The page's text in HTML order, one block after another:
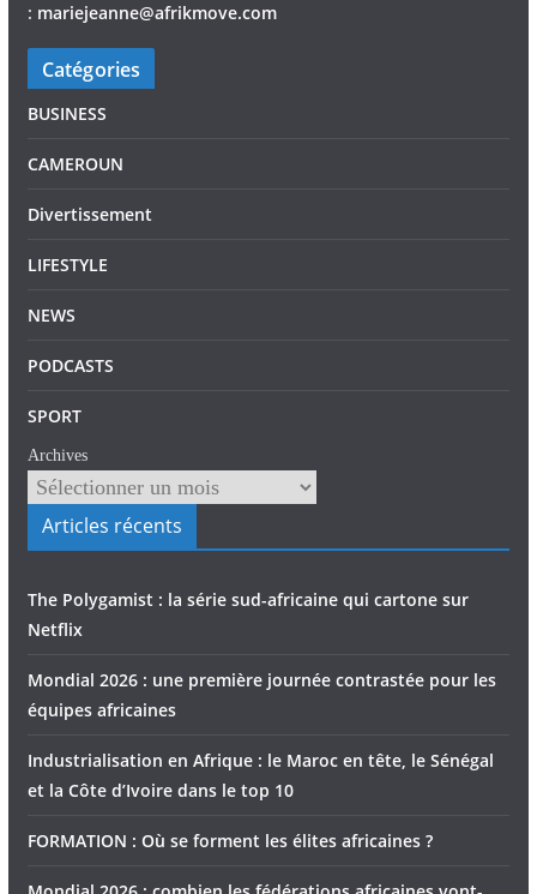
: mariejeanne@afrikmove.com
Catégories
BUSINESS
CAMEROUN
Divertissement
LIFESTYLE
NEWS
PODCASTS
SPORT
Archives
Articles récents
The Polygamist : la série sud-africaine qui cartone sur
Netflix
Mondial 2026 : une première journée contrastée pour les
équipes africaines
Industrialisation en Afrique : le Maroc en tête, le Sénégal
et la Côte d’Ivoire dans le top 10
FORMATION : Où se forment les élites africaines ?